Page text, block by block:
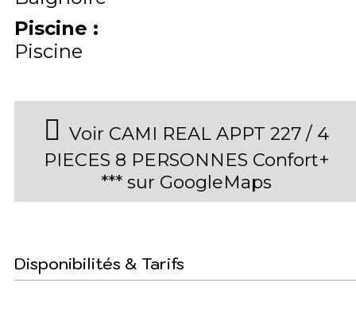
Piscine :
Piscine
Voir CAMI REAL APPT 227 / 4
PIECES 8 PERSONNES Confort+
*** sur GoogleMaps
Disponibilités & Tarifs